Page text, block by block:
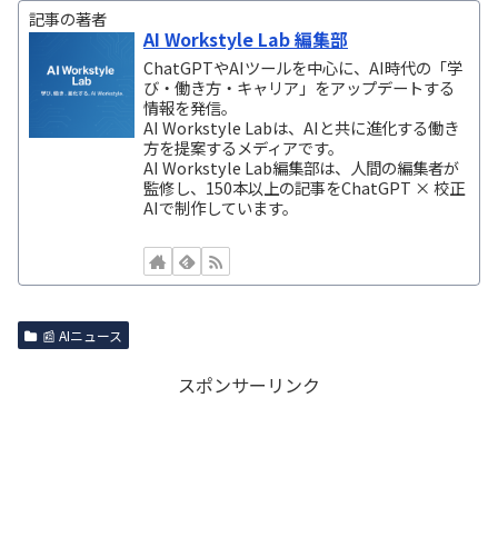
記事の著者
AI Workstyle Lab 編集部
ChatGPTやAIツールを中心に、AI時代の「学
び・働き方・キャリア」をアップデートする
情報を発信。
AI Workstyle Labは、AIと共に進化する働き
方を提案するメディアです。
AI Workstyle Lab編集部は、人間の編集者が
監修し、150本以上の記事をChatGPT × 校正
AIで制作しています。
📰 AIニュース
スポンサーリンク